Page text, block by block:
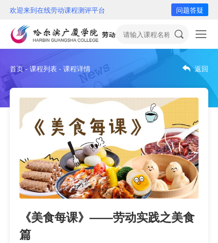
欢迎来到在线劳动课程测评平台 问题答疑
首页 - 课程列表 - 课程详情 返回
《美食每课》——劳动实践之美食
篇